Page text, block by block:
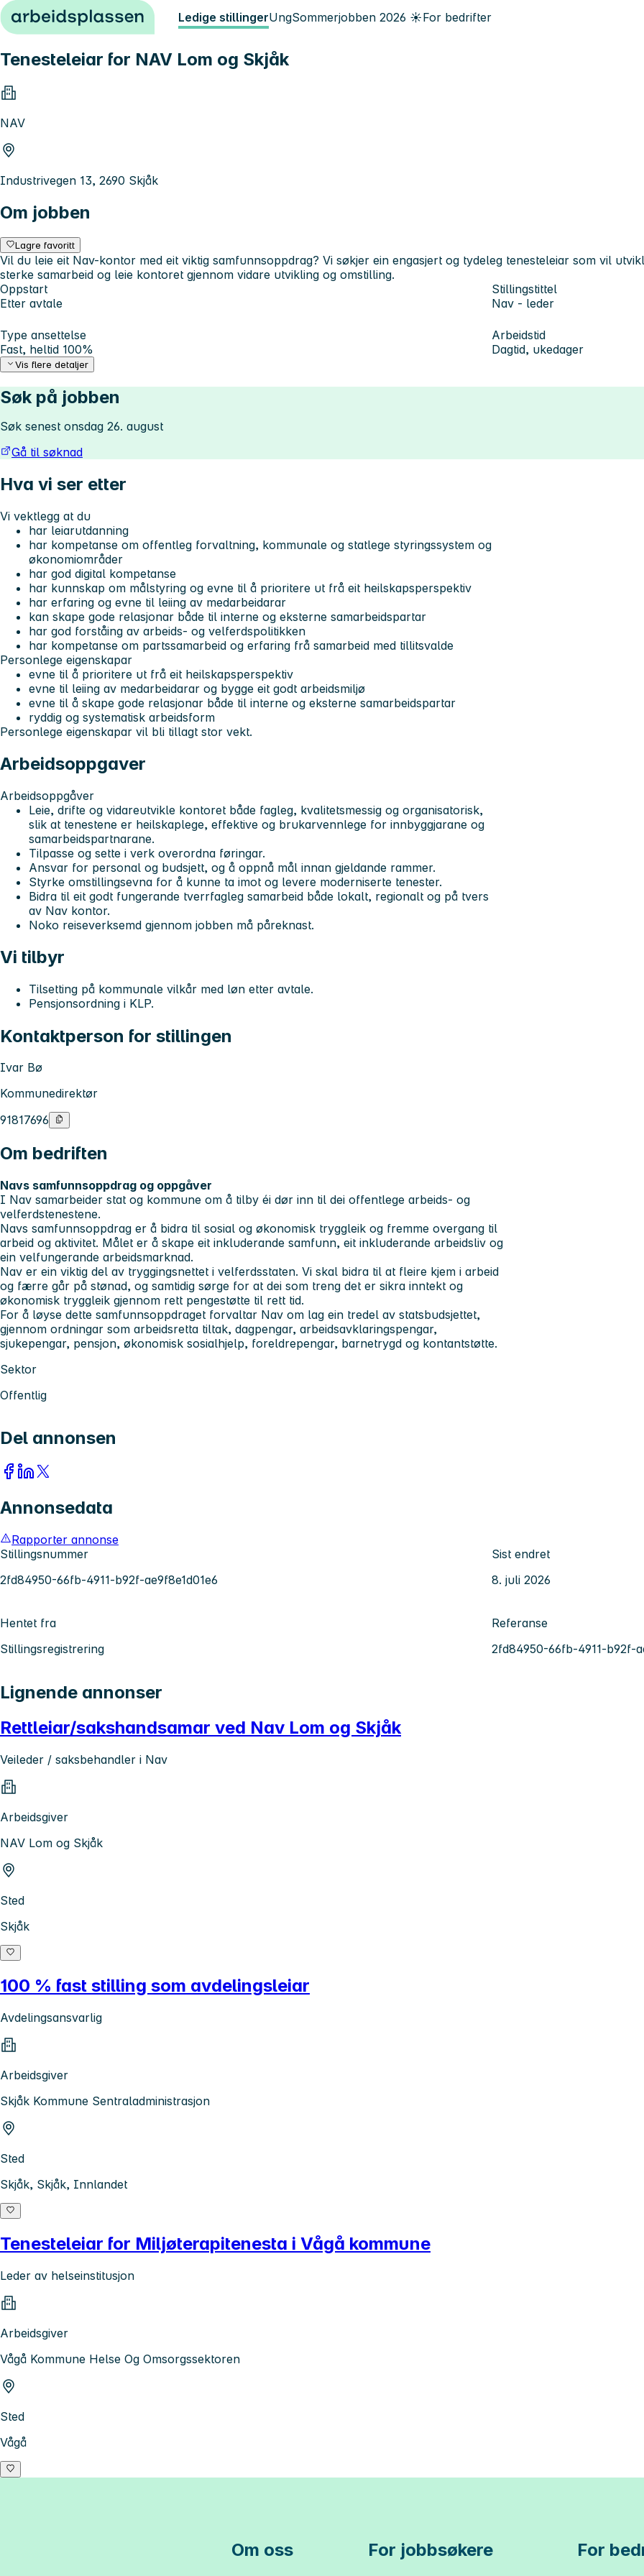
Hopp til innhold Ledige stillingerUngSommerjobben 2026 ☀️For bedrifter
Tenesteleiar for NAV Lom og Skjåk
NAV
Industrivegen 13, 2690 Skjåk
Om jobben
Lagre favoritt
Vil du leie eit Nav-kontor med eit viktig samfunnsoppdrag? Vi søkjer ein engasjert og tydeleg tenesteleiar som vil
sterke samarbeid og leie kontoret gjennom vidare utvikling og omstilling.
Oppstart
Etter avtale
Stillingstittel
Nav - leder
Type ansettelse
Fast, heltid 100%
Arbeidstid
Dagtid, ukedager
Vis flere detaljer
Søk på jobben
Søk senest onsdag 26. august
Gå til søknad
Hva vi ser etter
Vi vektlegg at du
har leiarutdanning
har kompetanse om offentleg forvaltning, kommunale og statlege styringssystem og
økonomiområder
har god digital kompetanse
har kunnskap om målstyring og evne til å prioritere ut frå eit heilskapsperspektiv
har erfaring og evne til leiing av medarbeidarar
kan skape gode relasjonar både til interne og eksterne samarbeidspartar
har god forståing av arbeids- og velferdspolitikken
har kompetanse om partssamarbeid og erfaring frå samarbeid med tillitsvalde
Personlege eigenskapar
evne til å prioritere ut frå eit heilskapsperspektiv
evne til leiing av medarbeidarar og bygge eit godt arbeidsmiljø
evne til å skape gode relasjonar både til interne og eksterne samarbeidspartar
ryddig og systematisk arbeidsform
Personlege eigenskapar vil bli tillagt stor vekt.
Arbeidsoppgaver
Arbeidsoppgåver
Leie, drifte og vidareutvikle kontoret både fagleg, kvalitetsmessig og organisatorisk,
slik at tenestene er heilskaplege, effektive og brukarvennlege for innbyggjarane og
samarbeidspartnarane.
Tilpasse og sette i verk overordna føringar.
Ansvar for personal og budsjett, og å oppnå mål innan gjeldande rammer.
Styrke omstillingsevna for å kunne ta imot og levere moderniserte tenester.
Bidra til eit godt fungerande tverrfagleg samarbeid både lokalt, regionalt og på tvers
av Nav kontor.
Noko reiseverksemd gjennom jobben må påreknast.
Vi tilbyr
Tilsetting på kommunale vilkår med løn etter avtale.
Pensjonsordning i KLP.
Kontaktperson for stillingen
Ivar Bø
Kommunedirektør
91817696
Om bedriften
Navs samfunnsoppdrag og oppgåver
I Nav samarbeider stat og kommune om å tilby éi dør inn til dei offentlege arbeids- og
velferdstenestene.
Navs samfunnsoppdrag er å bidra til sosial og økonomisk tryggleik og fremme overgang til
arbeid og aktivitet. Målet er å skape eit inkluderande samfunn, eit inkluderande arbeidsliv og
ein velfungerande arbeidsmarknad.
Nav er ein viktig del av tryggingsnettet i velferdsstaten. Vi skal bidra til at fleire kjem i arbeid
og færre går på stønad, og samtidig sørge for at dei som treng det er sikra inntekt og
økonomisk tryggleik gjennom rett pengestøtte til rett tid.
For å løyse dette samfunnsoppdraget forvaltar Nav om lag ein tredel av statsbudsjettet,
gjennom ordningar som arbeidsretta tiltak, dagpengar, arbeidsavklaringspengar,
sjukepengar, pensjon, økonomisk sosialhjelp, foreldrepengar, barnetrygd og kontantstøtte.
Sektor
Offentlig
Del annonsen
Annonsedata
Rapporter annonse
Stillingsnummer
2fd84950-66fb-4911-b92f-ae9f8e1d01e6
Sist endret
8. juli 2026
Hentet fra
Stillingsregistrering
Referanse
2fd84950-66fb-4911-b92f-
Lignende annonser
Rettleiar/sakshandsamar ved Nav Lom og Skjåk
Veileder / saksbehandler i Nav
Arbeidsgiver
NAV Lom og Skjåk
Sted
Skjåk
100 % fast stilling som avdelingsleiar
Avdelingsansvarlig
Arbeidsgiver
Skjåk Kommune Sentraladministrasjon
Sted
Skjåk, Skjåk, Innlandet
Tenesteleiar for Miljøterapitenesta i Vågå kommune
Leder av helseinstitusjon
Arbeidsgiver
Vågå Kommune Helse Og Omsorgssektoren
Sted
Vågå
Om oss For jobbsøkere For